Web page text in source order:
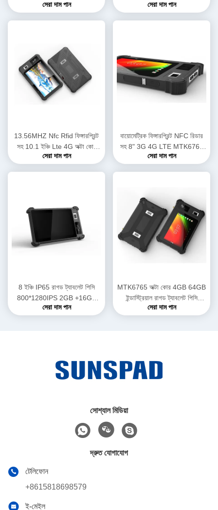
NFC RFID রিডার সহ
সেরা দাম পান
অ্যান্ড্রয়েড ট্যাবলেট পিসি বায়োমট্রিক
সেরা দাম পান
13.56MHZ Nfc Rfid ফিঙ্গারপ্রিন্ট
সহ 10.1 ইঞ্চি Lte 4G অক্টা কোর
রাগড ট্যাবলেট পিসি
সেরা দাম পান
বায়োমেট্রিক ফিঙ্গারপ্রিন্ট NFC রিডার
সহ 8" 3G 4G LTE MTK6765
অক্টা কোর ইন্ডাস্ট্রিয়াল অ্যান্ড্রয়েড
সেরা দাম পান
8 ইঞ্চি IP65 রাগড ট্যাবলেট পিসি
800*1280IPS 2GB +16GB
8000mAh 2.0MP 8.0MP
সেরা দাম পান
MTK6765 অক্টা কোর 4GB 64GB
ইন্ডাস্ট্রিয়াল রাগড ট্যাবলেট পিসি
কম্পিউটার 8" RJ45 RS232 পোর্ট
সেরা দাম পান
সোশ্যাল মিডিয়া
দ্রুত যোগাযোগ
টেলিফোন
+8615818698579
ই-মেইল